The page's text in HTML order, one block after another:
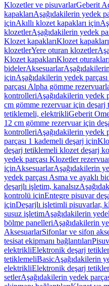
Klozetler ve pisuvarlarGeberit
kapaklarıAşağıdakilerin yedek
içinAkıllı klozet kapakları için
klozetlerAşağıdakilerin yedek
Klozet kapaklarıKlozet kapakları
klozetlerYere oturan klozetler
Klozet kapaklarıKlozet oturakları
bidelerAksesuarlar
içinAşağıdakilerin yedek
parçası Alpha gömme
kontrolleriAşağıdakilerin yedek
cm gömme rezervuar için
tetiklemeli, elektrikliGeberit
12 cm gömme rezervuar için
kontrolleriAşağıdakilerin yedek
parçası 1 kademeli deşarj için
deşarj tetiklemeli klozet deşarj
yedek parçası Klozetler
içinAksesuarlarAşağıdakilerin
yedek parçası Asma ve ayaklı
deşarjlı işletim, kanalsız
kontrolü içinEntegre pisuvar
içinDeşarjlı işletimli pisuvarlar,
susuz işletimAşağıdakilerin
bölme panelleriAşağıdakilerin
AksesuarlarSifonlar ve sifon
tesisat ekipmanı bağlantıları
elektrikliElektronik deşarj
tetiklemeliBasicAşağıdakilerin
elektrikliElektronik deşarj
setlerAşağıdakilerin yedek